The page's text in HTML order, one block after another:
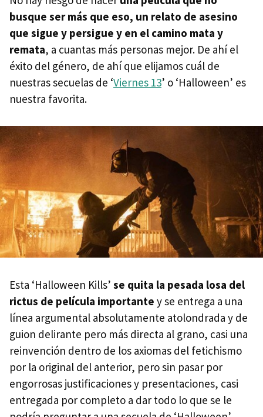
busque ser más que eso, un relato de asesino
que sigue y persigue y en el camino mata y
remata, a cuantas más personas mejor. De ahí el
éxito del género, de ahí que elijamos cuál de
nuestras secuelas de ‘Viernes 13’ o ‘Halloween’ es
nuestra favorita.
Esta ‘Halloween Kills’ se quita la pesada losa del
rictus de película importante y se entrega a una
línea argumental absolutamente atolondrada y de
guion delirante pero más directa al grano, casi una
reinvención dentro de los axiomas del fetichismo
por la original del anterior, pero sin pasar por
engorrosas justificaciones y presentaciones, casi
entregada por completo a dar todo lo que se le